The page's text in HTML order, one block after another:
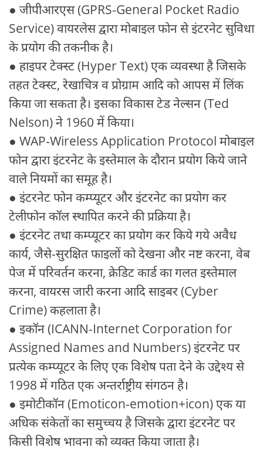
● जीपीआरएस (GPRS-General Pocket Radio
Service) वायरलेस द्वारा मोबाइल फोन से इंटरनेट सुविधा
के प्रयोग की तकनीक है।
● हाइपर टेक्स्ट (Hyper Text) एक व्यवस्था है जिसके
तहत टेक्स्ट, रेखाचित्र व प्रोग्राम आदि को आपस में लिंक
किया जा सकता है। इसका विकास टेड नेल्सन (Ted
Nelson) ने 1960 में किया।
● WAP-Wireless Application Protocol मोबाइल
फोन द्वारा इंटरनेट के इस्तेमाल के दौरान प्रयोग किये जाने
वाले नियमों का समूह है।
● इंटरनेट फोन कम्प्यूटर और इंटरनेट का प्रयोग कर
टेलीफोन कॉल स्थापित करने की प्रक्रिया है।
● इंटरनेट तथा कम्प्यूटर का प्रयोग कर किये गये अवैध
कार्य, जैसे-सुरक्षित फाइलों को देखना और नष्ट करना, वेब
पेज में परिवर्तन करना, क्रेडिट कार्ड का गलत इस्तेमाल
करना, वायरस जारी करना आदि साइबर (Cyber
Crime) कहलाता है।
● इकॉन (ICANN-Internet Corporation for
Assigned Names and Numbers) इंटरनेट पर
प्रत्येक कम्प्यूटर के लिए एक विशेष पता देने के उद्देश्य से
1998 में गठित एक अन्तर्राष्ट्रीय संगठन है।
● इमोटीकॉन (Emoticon-emotion+icon) एक या
अधिक संकेतों का समुच्चय है जिसके द्वारा इंटरनेट पर
किसी विशेष भावना को व्यक्त किया जाता है।